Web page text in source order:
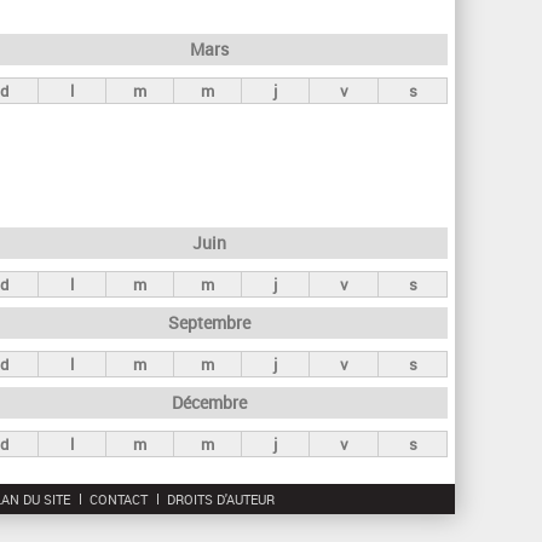
r
c
Mars
d l m m j v s
Juin
d l m m j v s
Septembre
d l m m j v s
Décembre
d l m m j v s
DU SITE CONTACT DROITS D'AUTEUR